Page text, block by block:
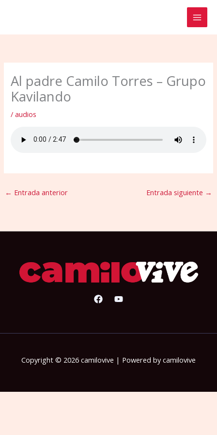
Al padre Camilo Torres – Grupo
Kavilando
/audios
← Entrada anterior Entrada siguiente →
Copyright © 2026 camilovive | Powered by camilovive